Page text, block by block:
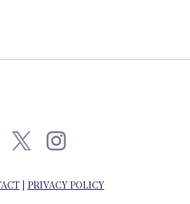
| PRIVACY POLICY